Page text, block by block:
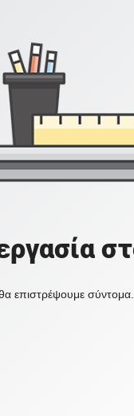
επιστρέψουμε σύντομα.